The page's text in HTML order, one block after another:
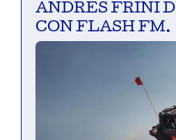
ANDRES FRINI
CON FLASH FM.